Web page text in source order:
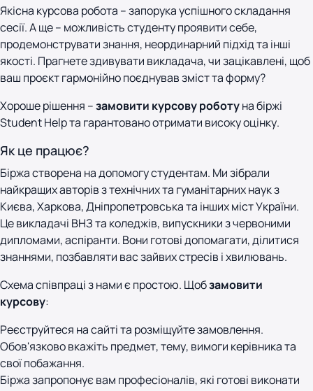
Якісна курсова робота – запорука успішного складання
сесії. А ще – можливість студенту проявити себе,
продемонструвати знання, неординарний підхід та інші
якості. Прагнете здивувати викладача, чи зацікавлені, щоб
ваш проєкт гармонійно поєднував зміст та форму?
Хороше рішення –замовити курсову роботуна біржі
Student Help та гарантовано отримати високу оцінку.
Як це працює?
Біржа створена на допомогу студентам. Ми зібрали
найкращих авторів з технічних та гуманітарних наук з
Києва, Харкова, Дніпропетровська та інших міст України.
Це викладачі ВНЗ та коледжів, випускники з червоними
дипломами, аспіранти. Вони готові допомагати, ділитися
знаннями, позбавляти вас зайвих стресів і хвилювань.
Схема співпраці з нами є простою. Щобзамовити
курсову:
Реєструйтеся на сайті та розміщуйте замовлення.
Обов'язково вкажіть предмет, тему, вимоги керівника та
свої побажання.
Біржа запропонує вам професіоналів, які готові виконати